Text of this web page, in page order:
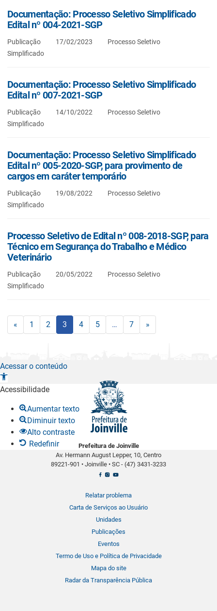
Documentação: Processo Seletivo Simplificado
Edital nº 004-2021-SGP
Publicação 17/02/2023
Processo Seletivo
Simplificado
Documentação: Processo Seletivo Simplificado
Edital nº 007-2021-SGP
Publicação 14/10/2022
Processo Seletivo
Simplificado
Documentação: Processo Seletivo Simplificado
Edital nº 005-2020-SGP, para provimento de
cargos em caráter temporário
Publicação 19/08/2022
Processo Seletivo
Simplificado
Processo Seletivo de Edital nº 008-2018-SGP, para
Técnico em Segurança do Trabalho e Médico
Veterinário
Publicação 20/05/2022
Processo Seletivo
Simplificado
« 1 2 3 4 5 … 7 »
Prefeitura de Joinville
Av. Hermann August Lepper, 10, Centro
89221-901 • Joinville • SC - (47) 3431-3233
Relatar problema
Carta de Serviços ao Usuário
Unidades
Publicações
Eventos
Termo de Uso e Política de Privacidade
Mapa do site
Radar da Transparência Pública
Acessar o conteúdo
A
b
Acessibilidade
Aumentar texto
Diminuir texto
Alto contraste
Redefinir